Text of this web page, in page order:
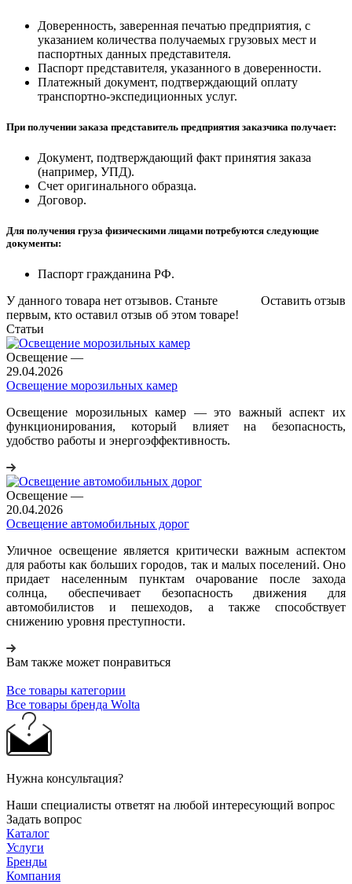
Доверенность, заверенная печатью предприятия, с
указанием количества получаемых грузовых мест и
паспортных данных представителя.
Паспорт представителя, указанного в доверенности.
Платежный документ, подтверждающий оплату
транспортно-экспедиционных услуг.
При получении заказа представитель предприятия заказчика получает:
Документ, подтверждающий факт принятия заказа
(например, УПД).
Счет оригинального образца.
Договор.
Для получения груза физическими лицами потребуются следующие
документы:
Паспорт гражданина РФ.
Оставить отзыв
У данного товара нет отзывов. Станьте
первым, кто оставил отзыв об этом товаре!
Статьи
Освещение —
29.04.2026
Освещение морозильных камер
Освещение морозильных камер — это важный аспект их
функционирования, который влияет на безопасность,
удобство работы и энергоэффективность.
Освещение —
20.04.2026
Освещение автомобильных дорог
Уличное освещение является критически важным аспектом
для работы как больших городов, так и малых поселений. Оно
придает населенным пунктам очарование после захода
солнца, обеспечивает безопасность движения для
автомобилистов и пешеходов, а также способствует
снижению уровня преступности.
Вам также может понравиться
Все товары категории
Все товары бренда Wolta
Нужна консультация?
Наши специалисты ответят на любой интересующий вопрос
Задать вопрос
Каталог
Услуги
Бренды
Компания